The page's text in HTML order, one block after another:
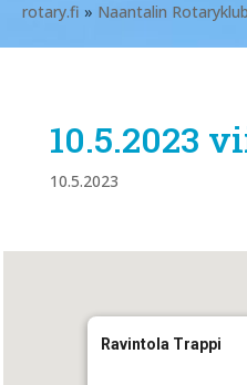
rotary.fi » Naantalin
10.5.2023
10.5.2023
Ravintola Trappi